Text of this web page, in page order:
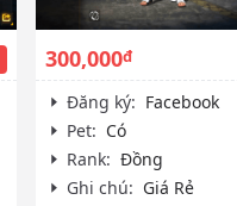
300,000đ
Đăng ký: Facebook
Pet: Có
Rank: Đồng
Ghi chú: Giá Rẻ